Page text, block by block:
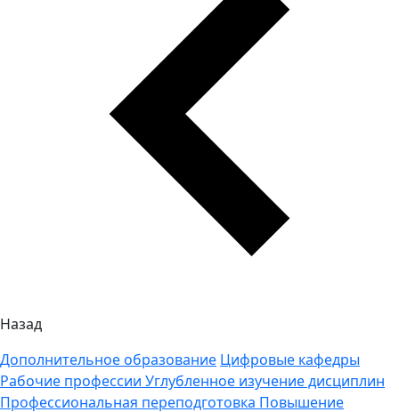
Назад
Дополнительное образование Цифровые кафедры
Рабочие профессии Углубленное изучение дисциплин
Профессиональная переподготовка Повышение